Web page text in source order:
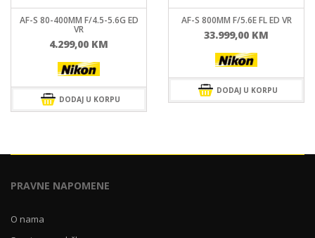
AF-S 80-400MM F/4.5-5.6G ED
VR
4.299,00 KM
DODAJ U KORPU
AF-S 800MM F/5.6E FL ED VR
33.999,00 KM
DODAJ U KORPU
PRAVNE NAPOMENE
O nama